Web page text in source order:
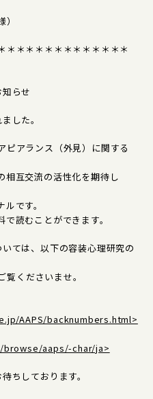
＊＊＊＊＊＊＊＊＊＊＊＊＊
らせ
した。
ピアランス（外見）に関する
相互交流の活性化を期待し
です。
読むことができます。
ては、以下の容装心理研究の
覧くださいませ。
AAPS/backnumbers.html>
aaps/-char/ja>
ちしております。